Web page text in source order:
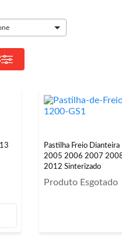
Pastilha Freio
2005 2006 2007
2012 Sinterizado
Produto Esgotado